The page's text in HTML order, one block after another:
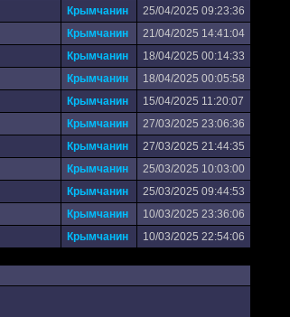
Крымчанин
25/04/2025 09:23:36
Крымчанин
21/04/2025 14:41:04
Крымчанин
18/04/2025 00:14:33
Крымчанин
18/04/2025 00:05:58
Крымчанин
15/04/2025 11:20:07
Крымчанин
27/03/2025 23:06:36
Крымчанин
27/03/2025 21:44:35
Крымчанин
25/03/2025 10:03:00
Крымчанин
25/03/2025 09:44:53
Крымчанин
10/03/2025 23:36:06
Крымчанин 10/03/2025 22:54:06